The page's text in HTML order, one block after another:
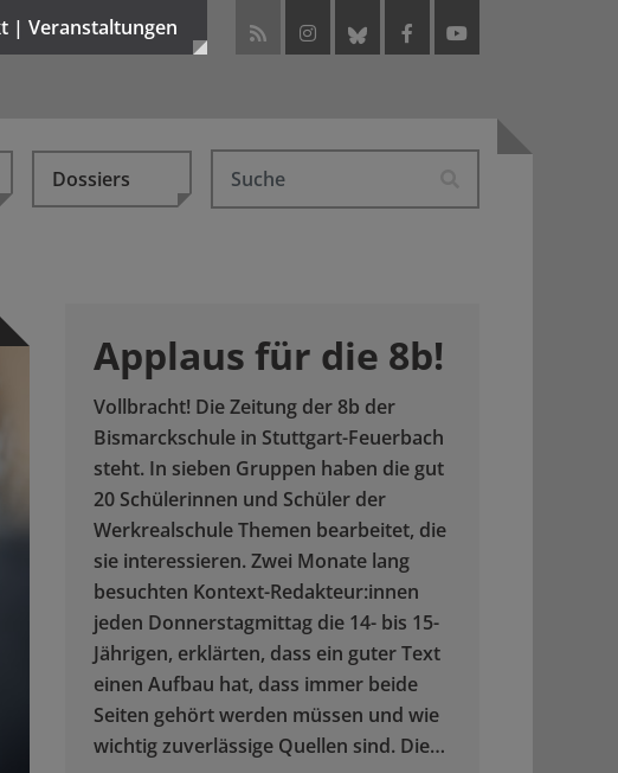
| Veranstaltungen
Dossiers
Applaus für die 8b!
Vollbracht! Die Zeitung der 8b der
Bismarckschule in Stuttgart-Feuerbach
steht. In sieben Gruppen haben die gut
20 Schülerinnen und Schüler der
Werkrealschule Themen bearbeitet, die
sie interessieren. Zwei Monate lang
besuchten Kontext-Redakteur:innen
jeden Donnerstagmittag die 14- bis 15-
Jährigen, erklärten, dass ein guter Text
einen Aufbau hat, dass immer beide
Seiten gehört werden müssen und wie
wichtig zuverlässige Quellen sind. Die…